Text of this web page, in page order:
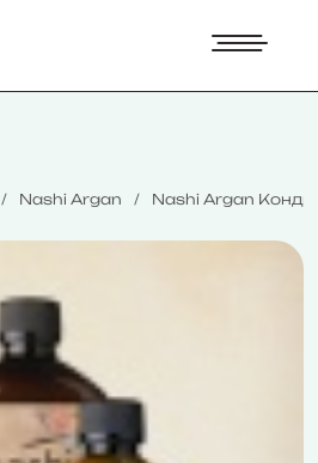
Nashi Argan Nashi Argan